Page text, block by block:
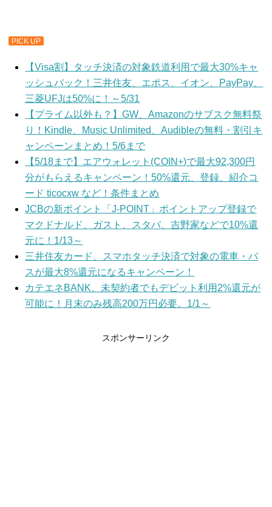
PICK UP
【Visa割】タッチ決済の対象鉄道利用で最大30%キャ
ッシュバック！三井住友、エポス、イオン、PayPay、
三菱UFJは50%に！～5/31
【プライム以外も？】GW、Amazonのサブスク無料祭
り！Kindle、Music Unlimited、Audibleの無料・割引キ
ャンペーンまとめ！5/6まで
【5/18まで】エアウォレット(COIN+)で最大92,300円
分がもらえるキャンペーン！50%還元、登録、紹介コ
ード ticocxw など！条件まとめ
JCBの新ポイント「J-POINT」ポイントアップ登録で
マクドナルド、ガスト、スタバ、吉野家などで10%還
元に！1/13～
三井住友カード、スマホタッチ決済で対象の電車・バ
スが最大8%還元になるキャンペーン！
カテエネBANK、未契約者でもデビット利用2%還元が
可能に！月末のみ残高200万円必要。1/1～
スポンサーリンク